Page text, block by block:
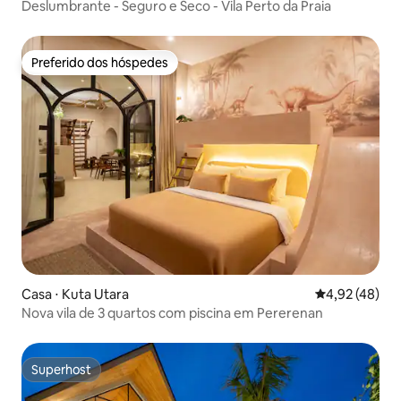
Deslumbrante - Seguro e Seco - Vila Perto da Praia
Preferido dos hóspedes
Preferido dos hóspedes
Casa ⋅ Kuta Utara 4,92 de uma
4,92 (48)
Nova vila de 3 quartos com piscina em Pererenan
Superhost
Superhost